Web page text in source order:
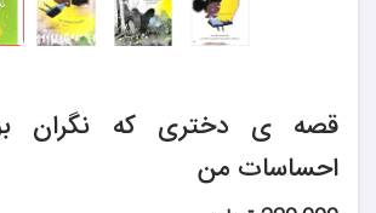
قصه ی دختری که نگران
احساسات من